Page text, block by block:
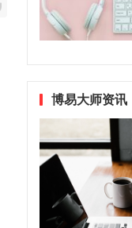
博易大师资讯